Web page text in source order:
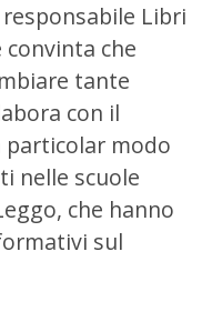
Libri
convinta che
tante
con il
particolar modo
nelle scuole
che hanno
sul